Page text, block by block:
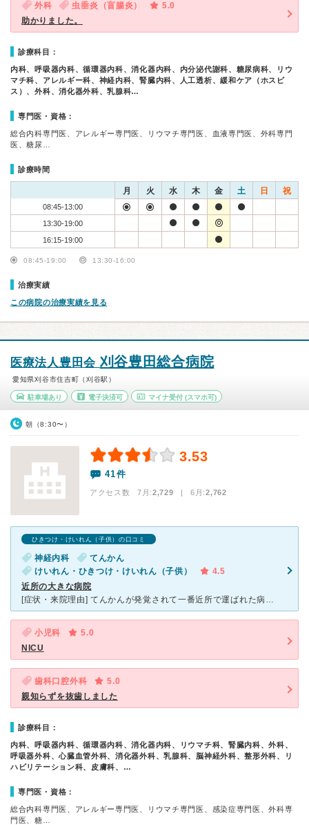
外科 虫垂炎（盲腸炎）
5.0
助かりました。
診療科目：
内科、呼吸器内科、循環器内科、消化器内科、内分泌代謝科、糖尿病科、リウ
マチ科、アレルギー科、神経内科、腎臓内科、人工透析、緩和ケア（ホスピ
ス）、外科、消化器外科、乳腺科…
専門医・資格：
総合内科専門医、アレルギー専門医、リウマチ専門医、血液専門医、外科専門
医、糖尿…
診療時間
月 火 水 木 金 土 日 祝
08:45-13:00
13:30-19:00
16:15-19:00
08:45-19:00 13:30-16:00
治療実績
この病院の治療実績を見る
医療法人豊田会刈谷豊田総合病院
愛知県刈谷市住吉町（刈谷駅）
駐車場あり 電子決済可 マイナ受付 (スマホ可)
朝（8:30〜）
3.53
41件
アクセス数 7月:2,729 | 6月:2,762
ひきつけ・けいれん（子供）の口コミ
神経内科
てんかん
けいれん・ひきつけ・けいれん（子供）
4.5
近所の大きな病院
[症状・来院理由] てんかんが発覚されて一番近所で運ばれた病院がこちらの刈谷豊田総合病院です。数年前に大規模な建て替えをして、現在はとても綺麗で地元で一番大きな病院です。 [医師の診断・治療法
小児科
5.0
NICU
歯科口腔外科
5.0
親知らずを抜歯しました
診療科目：
内科、呼吸器内科、循環器内科、消化器内科、リウマチ科、腎臓内科、外科、
呼吸器外科、心臓血管外科、消化器外科、乳腺科、脳神経外科、整形外科、リ
ハビリテーション科、皮膚科、…
専門医・資格：
総合内科専門医、アレルギー専門医、リウマチ専門医、感染症専門医、外科専
門医、糖…